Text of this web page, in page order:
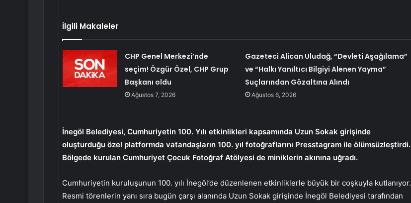
İlgili Makaleler
CHP Genel Merkezi’nde
seçim! Özgür Özel, CHP Grup
Başkanı oldu
Ağustos 7, 2026
Gazeteci Alican Uludağ, “Devleti Aşağılama”
ve “Halkı Yanıltıcı Bilgiyi Alenen Yayma”
Suçlarından Gözaltına Alındı
Ağustos 6, 2026
İnegöl Belediyesi, Cumhuriyetin 100. Yılı etkinlikleri kapsamında Uzun Sokak girişinde
oluşturduğu özel platformda vatandaşların 100. yıl fotoğraflarını Presstagram ile ölümsüzleştirdi.
Bölgede kurulan Cumhuriyet Çocuk Fotoğraf Atölyesi de miniklerin akınına uğradı.
Cumhuriyetin kuruluşunun 100. yılı İnegöl’de düzenlenen etkinliklerle büyük bir coşkuyla kutlanıyor.
Resmi törenlerin yanı sıra bugün çarşı alanında Uzun Sokak girişinde İnegöl Belediyesi tarafından